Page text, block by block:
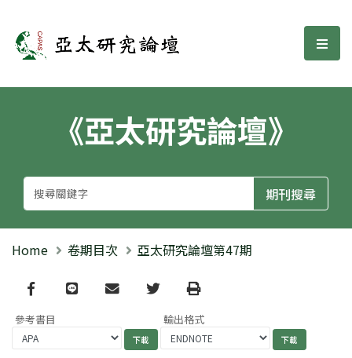
亞太研究論壇 選
《亞太研究論壇》
Home 卷期目次 亞太研究論壇第47期
Facebook
line email TwitterPrint
參考書目 輸出格式